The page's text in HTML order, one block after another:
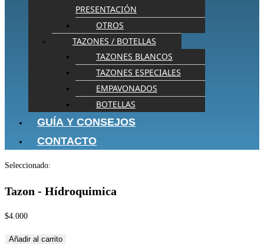
PRESENTACIÓN
OTROS
TAZONES / BOTELLAS
TAZONES BLANCOS
TAZONES ESPECIALES
EMPAVONADOS
BOTELLAS
GUÍA Y CONSEJOS
CONTACTO
Seleccionado:
Tazon - Hídroquimica
$4.000
Añadir al carrito